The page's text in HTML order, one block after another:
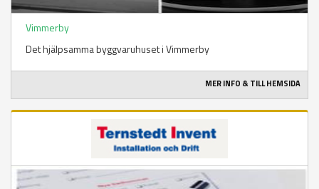
Vimmerby
Det hjälpsamma byggvaruhuset i Vimmerby
MER INFO & TILL HEMSIDA